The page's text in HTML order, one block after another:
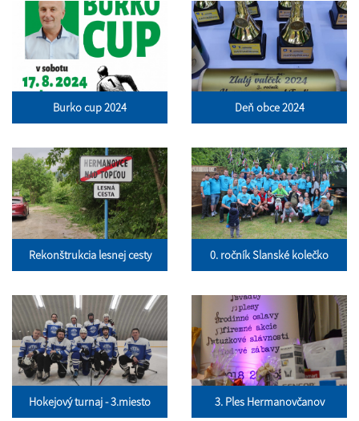
Burko cup 2024 Deň obce 2024
Rekonštrukcia lesnej cesty 0. ročník Slanské kolečko
Hokejový turnaj - 3.miesto 3. Ples Hermanovčanov